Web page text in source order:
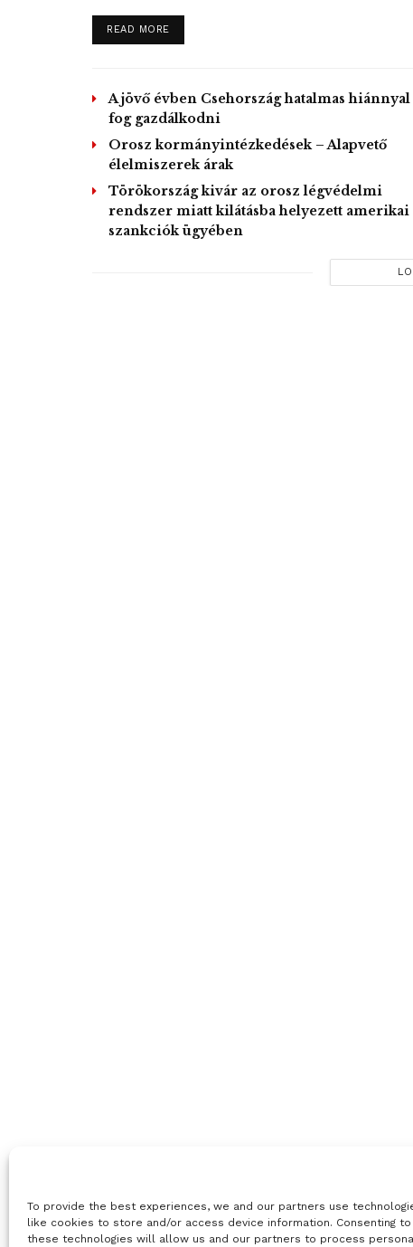
To provide the best experiences, we and our partners use
like cookies to store and/or access device information. Consenting to
these technologies will allow us and our partners to process
READ MOREDETAILS
A jövő évben Csehország hatalmas hiánnyal
fog gazdálkodni
Orosz kormányintézkedések – Alapvető
élelmiszerek árak
Törökország kivár az orosz légvédelmi
rendszer miatt kilátásba helyezett amerikai
szankciók ügyében